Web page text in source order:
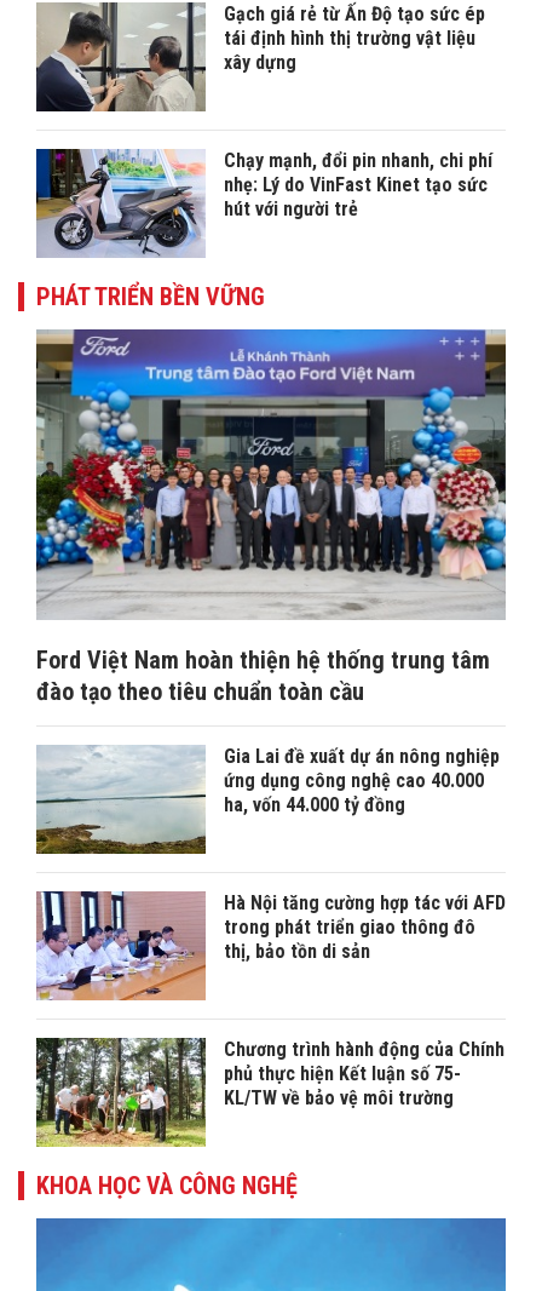
Gạch giá rẻ từ Ấn Độ tạo sức ép
tái định hình thị trường vật liệu
xây dựng
Chạy mạnh, đổi pin nhanh, chi phí
nhẹ: Lý do VinFast Kinet tạo sức
hút với người trẻ
PHÁT TRIỂN BỀN VỮNG
Ford Việt Nam hoàn thiện hệ thống trung tâm
đào tạo theo tiêu chuẩn toàn cầu
Gia Lai đề xuất dự án nông nghiệp
ứng dụng công nghệ cao 40.000
ha, vốn 44.000 tỷ đồng
Hà Nội tăng cường hợp tác với AFD
trong phát triển giao thông đô
thị, bảo tồn di sản
Chương trình hành động của Chính
phủ thực hiện Kết luận số 75-
KL/TW về bảo vệ môi trường
KHOA HỌC VÀ CÔNG NGHỆ